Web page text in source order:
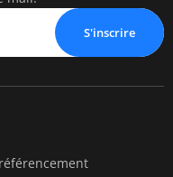
S'inscrire